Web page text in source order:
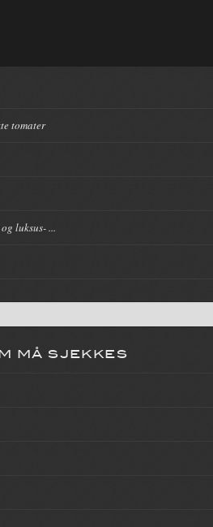
tomater
luksus- ...
MÅ SJEKKES